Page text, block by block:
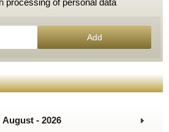
processing of personal data
Add
August - 2026